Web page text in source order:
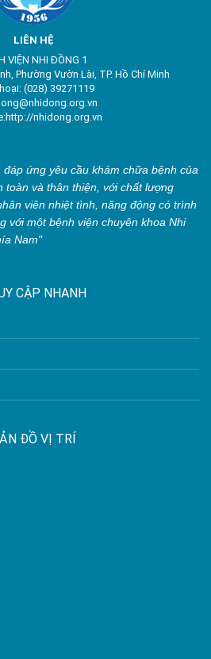
LIÊN HỆ
VIỆN NHI ĐỒNG 1
Phường Vườn Lài, TP. Hồ Chí Minh
(028) 39271119
nhidong.org.vn
đáp ứng yêu cầu khám chữa bệnh của
toàn và thân thiện, với chất lượng
viên nhiệt tình, năng động có trình
với một bệnh viện chuyên khoa Nhi
Nam"
CẬP NHANH
ĐỒ VỊ TRÍ